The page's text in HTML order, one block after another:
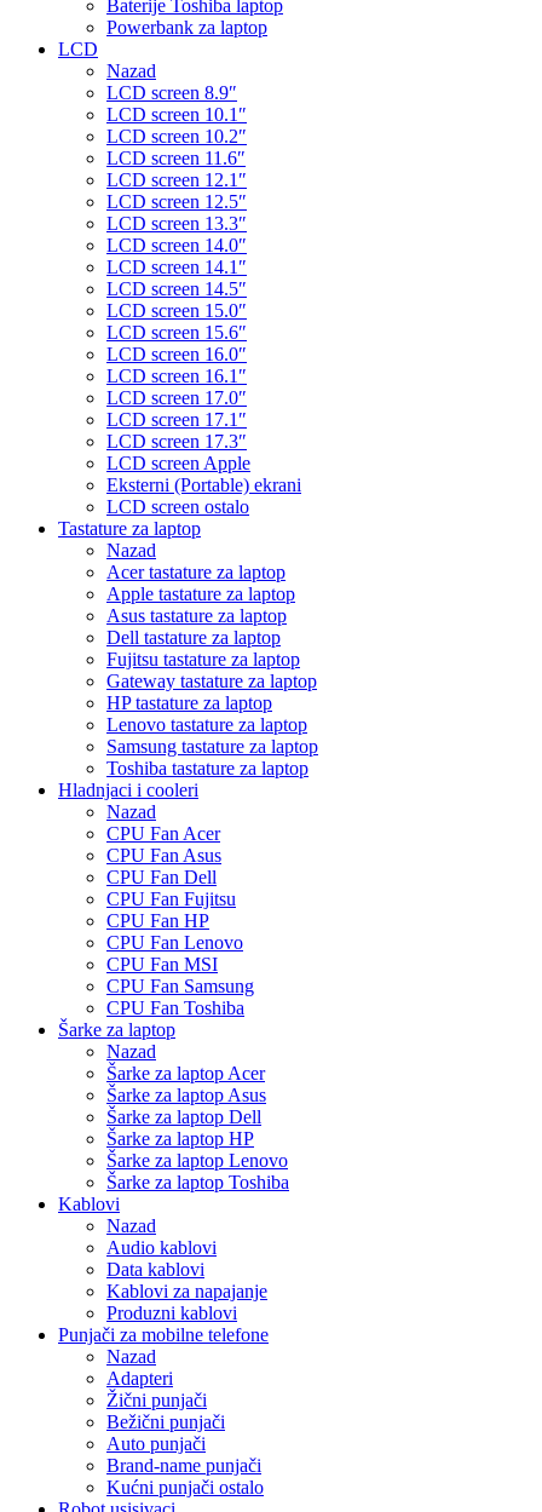
Baterije Toshiba laptop
Powerbank za laptop
LCD
Nazad
LCD screen 8.9″
LCD screen 10.1″
LCD screen 10.2″
LCD screen 11.6″
LCD screen 12.1″
LCD screen 12.5″
LCD screen 13.3″
LCD screen 14.0″
LCD screen 14.1″
LCD screen 14.5″
LCD screen 15.0″
LCD screen 15.6″
LCD screen 16.0″
LCD screen 16.1″
LCD screen 17.0″
LCD screen 17.1″
LCD screen 17.3″
LCD screen Apple
Eksterni (Portable) ekrani
LCD screen ostalo
Tastature za laptop
Nazad
Acer tastature za laptop
Apple tastature za laptop
Asus tastature za laptop
Dell tastature za laptop
Fujitsu tastature za laptop
Gateway tastature za laptop
HP tastature za laptop
Lenovo tastature za laptop
Samsung tastature za laptop
Toshiba tastature za laptop
Hladnjaci i cooleri
Nazad
CPU Fan Acer
CPU Fan Asus
CPU Fan Dell
CPU Fan Fujitsu
CPU Fan HP
CPU Fan Lenovo
CPU Fan MSI
CPU Fan Samsung
CPU Fan Toshiba
Šarke za laptop
Nazad
Šarke za laptop Acer
Šarke za laptop Asus
Šarke za laptop Dell
Šarke za laptop HP
Šarke za laptop Lenovo
Šarke za laptop Toshiba
Kablovi
Nazad
Audio kablovi
Data kablovi
Kablovi za napajanje
Produzni kablovi
Punjači za mobilne telefone
Nazad
Adapteri
Žični punjači
Bežični punjači
Auto punjači
Brand-name punjači
Kućni punjači ostalo